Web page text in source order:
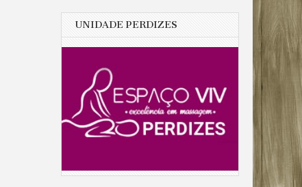
UNIDADE PERDIZES